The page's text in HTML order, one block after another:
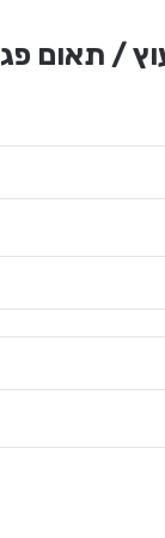
/ תאום